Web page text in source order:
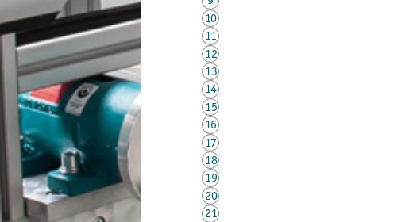
10
11
12
13
14
15
16
17
18
19
20
21